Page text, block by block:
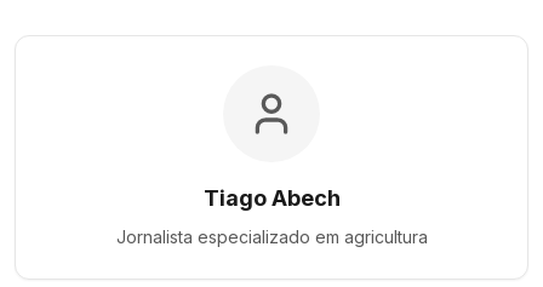
Tiago Abech
Jornalista especializado em agricultura